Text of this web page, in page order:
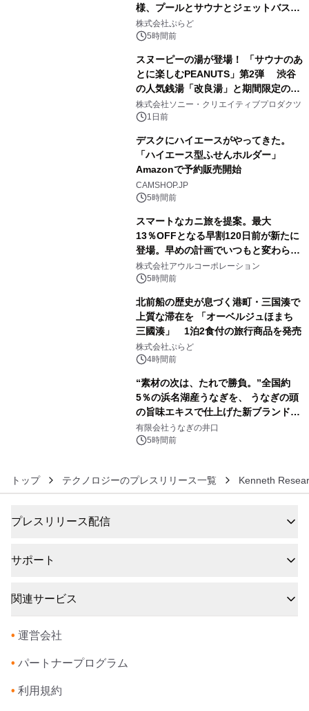
様、プールとサウナとジェットバス付
きで Villa Mon Temps AWAJIの連泊
素泊りプラン
株式会社ぷらど
5時間前
スヌーピーの湯が登場！ 「サウナのあ
とに楽しむPEANUTS」第2弾 渋谷
の人気銭湯「改良湯」と期間限定のコ
ラボレーション サウナイキタイコラ
ボグッズも発売決定！
株式会社ソニー・クリエイティブプロダクツ
1日前
デスクにハイエースがやってきた。
「ハイエース型ふせんホルダー」
Amazonで予約販売開始
CAMSHOP.JP
5時間前
スマートなカニ旅を提案。最大
13％OFFとなる早割120日前が新たに
登場。早めの計画でいつもと変わらぬ
大人の冬旅を。ー夕日ヶ浦温泉「佳松
苑 別邸ふうか」ー
株式会社アウルコーポレーション
5時間前
北前船の歴史が息づく港町・三国湊で
上質な滞在を 「オーベルジュほまち
三國湊」 1泊2食付の旅行商品を発売
株式会社ぷらど
4時間前
“素材の次は、たれで勝負。”全国約
5％の浜名湖産うなぎを、 うなぎの頭
の旨味エキスで仕上げた新ブランド
「井口の誉」誕生
有限会社うなぎの井口
5時間前
トップ テクノロジーのプレスリリース一覧 Kenneth
プレスリリース配信
サポート
関連サービス
• 運営会社
• パートナープログラム
• 利用規約